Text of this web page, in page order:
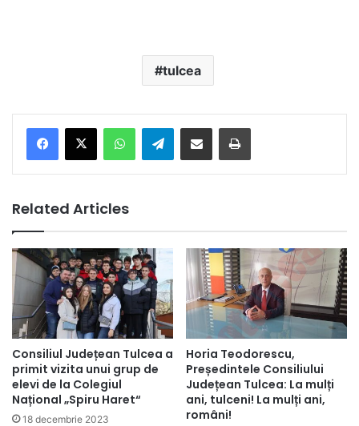
tulcea
Telegram
Related Articles
Consiliul Județean Tulcea a
primit vizita unui grup de
elevi de la Colegiul
Național „Spiru Haret“
18 decembrie 2023
Horia Teodorescu,
Președintele Consiliului
Județean Tulcea: La mulți
ani, tulceni! La mulți ani,
români!